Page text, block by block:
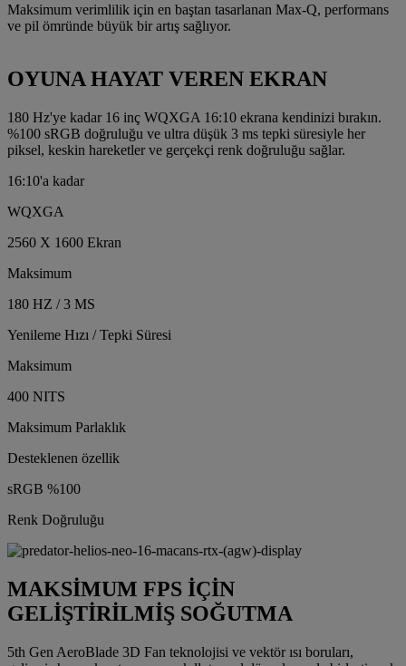
Maksimum verimlilik için en baştan tasarlanan Max-Q, performans
ve pil ömründe büyük bir artış sağlıyor.
OYUNA HAYAT VEREN EKRAN
180 Hz'ye kadar 16 inç WQXGA 16:10 ekrana kendinizi bırakın.
%100 sRGB doğruluğu ve ultra düşük 3 ms tepki süresiyle her
piksel, keskin hareketler ve gerçekçi renk doğruluğu sağlar.
16:10'a kadar
WQXGA
2560 X 1600 Ekran
Maksimum
180 HZ / 3 MS
Yenileme Hızı / Tepki Süresi
Maksimum
400 NITS
Maksimum Parlaklık
Desteklenen özellik
sRGB %100
Renk Doğruluğu
MAKSİMUM FPS İÇİN
GELİŞTİRİLMİŞ SOĞUTMA
5th Gen AeroBlade 3D Fan teknolojisi ve vektör ısı boruları,